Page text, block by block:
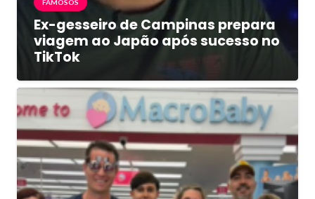
FAMOSOS
Ex-gesseiro de Campinas prepara
viagem ao Japão após sucesso no
TikTok